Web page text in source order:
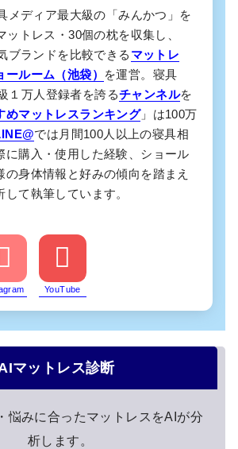
メディア最大級の「みんかつ」を
ットレス・30個の枕を収集し、
ブランドを比較できる マットレ
ルーム（池袋）
を運営。寝具
１万人登録者を誇るチャンネルを
めマットレスランキング」は100万
では月間100人以上の寝具相
に購入・使用した経験、ショール
の身体情報と好みの傾向を踏まえ
て執筆しています。
YouTube
マットレス診断
悩みに合ったマットレスをAIが分
析します。